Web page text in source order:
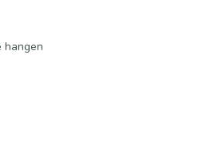
hangen